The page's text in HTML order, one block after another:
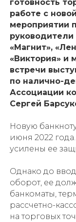
готовность
работе с
мероприятии
«Магнит»,
«Виктория» и
встречи
по налично-
Ассоциации
Сергей
Новую
июня 2022
усилены ее
Однако до
оборот, ее
банкоматы,
рассчетно-
на торговых